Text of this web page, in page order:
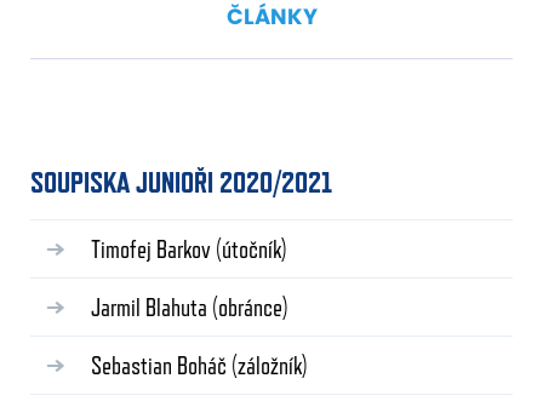
ČLÁNKY
SOUPISKA JUNIOŘI 2020/2021
Timofej Barkov (útočník)
Jarmil Blahuta (obránce)
Sebastian Boháč (záložník)